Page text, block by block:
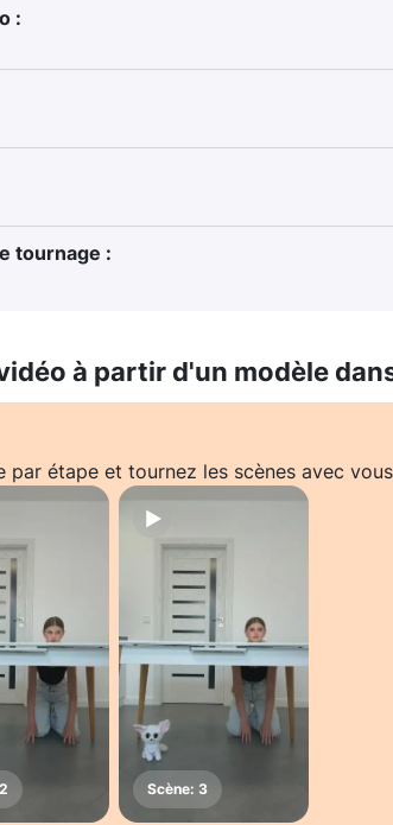
:
tournage :
à partir d'un modèle
étape et tournez les scènes avec